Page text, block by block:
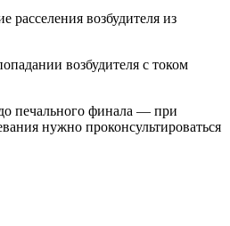
расселения возбудителя из
возбудителя с током
печального финала — при
нужно проконсультироваться